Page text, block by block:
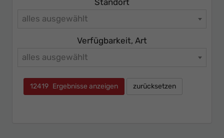
alles ausgewählt
Verfügbarkeit, Art
alles ausgewählt
12419 Ergebnisse anzeigen zurücksetzen